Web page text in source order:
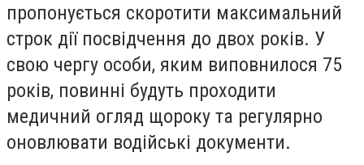
пропонується скоротити максимальний
строк дії посвідчення до двох років. У
свою чергу особи, яким виповнилося 75
років, повинні будуть проходити
медичний огляд щороку та регулярно
оновлювати водійські документи.